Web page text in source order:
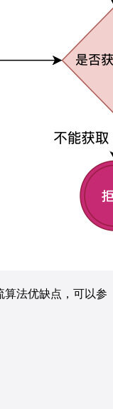
算法优缺点，可以参